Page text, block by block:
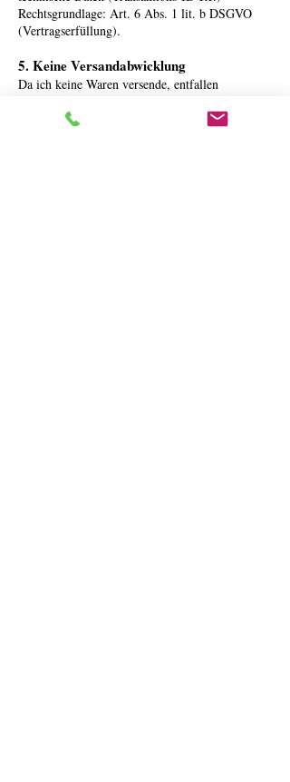
Rechtsgrundlage: Art. 6 Abs. 1 lit. b DSGVO
(Vertragserfüllung).
5. Keine Versandabwicklung
Da ich keine Waren versende, entfallen